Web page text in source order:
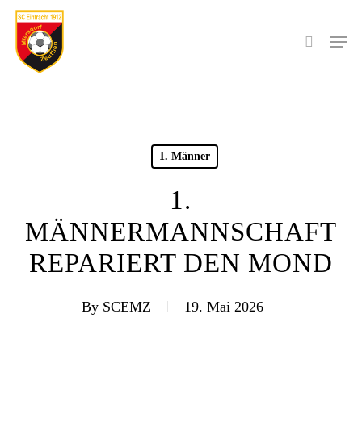
Skip
main
content
search
Menu
1. Männer
1.
MÄNNERMANNSCHAFT
REPARIERT DEN MOND
By SCEMZ 19. Mai 2026